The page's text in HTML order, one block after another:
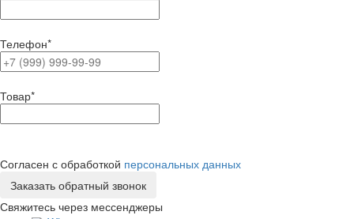
Телефон*
Товар*
Согласен с обработкой персональных данных
Свяжитесь через мессенджеры